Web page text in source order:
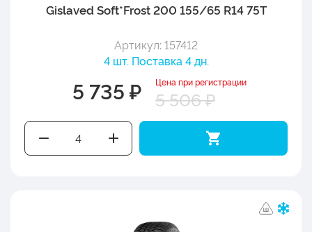
Gislaved Soft*Frost 200 155/65 R14 75T
Артикул: 157412
4 шт. Поставка 4 дн.
5 735 ₽ Цена при регистрации
5 506 ₽